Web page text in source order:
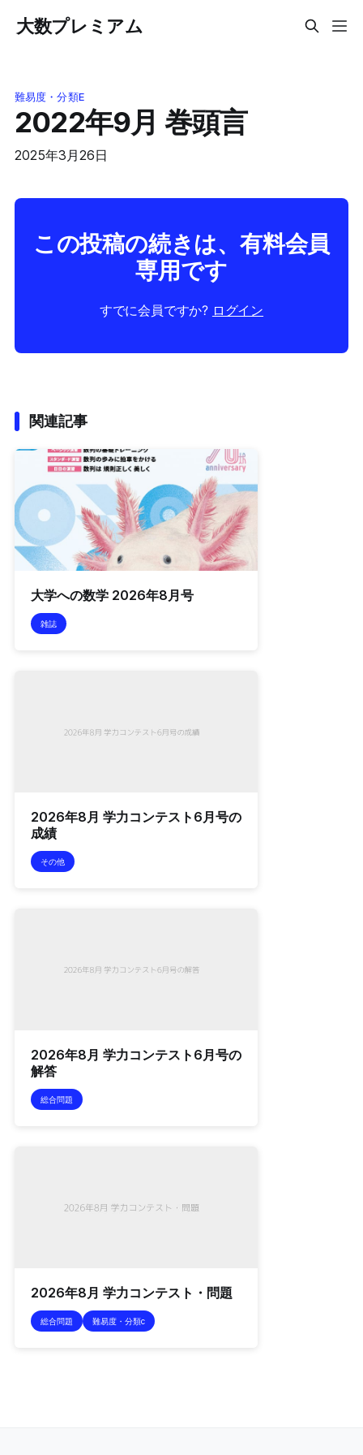
大数プレミアム
難易度・分類E
2022年9月 巻頭言
2025年3月26日
この投稿の続きは、有料会員
専用です
すでに会員ですか? ログイン
関連記事
大学への数学 2026年8月号
雑誌
2026年8月 学力コンテスト6月号の
成績
その他
2026年8月 学力コンテスト6月号の
解答
総合問題
2026年8月 学力コンテスト・問題
総合問題 難易度・分類c